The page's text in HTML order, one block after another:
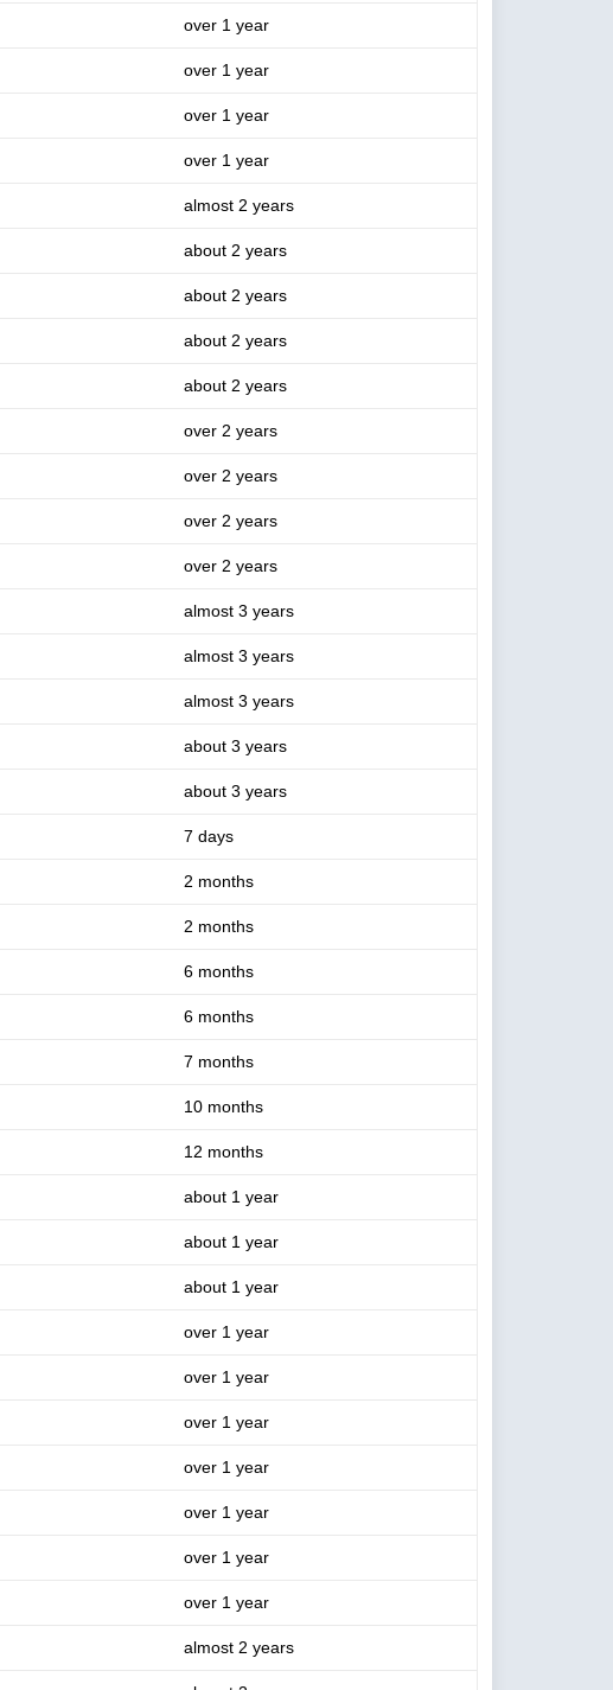
over 1 year
over 1 year
over 1 year
over 1 year
almost 2 years
about 2 years
about 2 years
about 2 years
about 2 years
over 2 years
over 2 years
over 2 years
over 2 years
almost 3 years
almost 3 years
almost 3 years
about 3 years
about 3 years
7 days
2 months
2 months
6 months
6 months
7 months
10 months
12 months
about 1 year
about 1 year
about 1 year
over 1 year
over 1 year
over 1 year
over 1 year
over 1 year
over 1 year
over 1 year
almost 2 years